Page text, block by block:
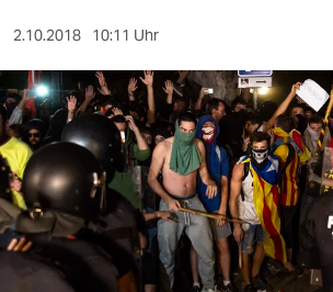
sport
berlin
nord
wahrheit
verlag
2.10.2018 10:11 Uhr